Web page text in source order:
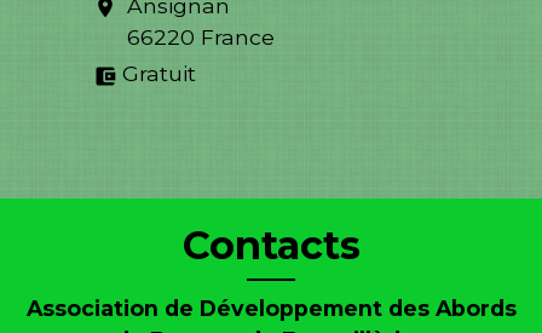
location_on Ansignan
66220 France
account_balance_wallet Gratuit
Contacts
Association de Développement des Abords